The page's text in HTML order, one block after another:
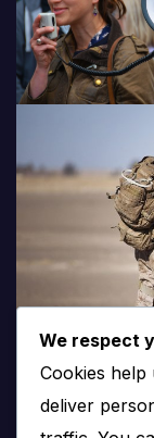
We respect
Cookies
deliver